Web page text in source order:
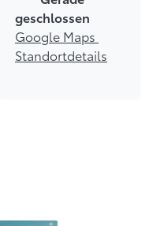
geschlossen
Google Maps
Standortdetails